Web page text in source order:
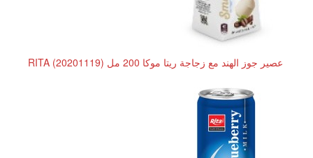
عصير جوز الهند مع زجاجة ريتا موكا 200 مل RITA (20201119)